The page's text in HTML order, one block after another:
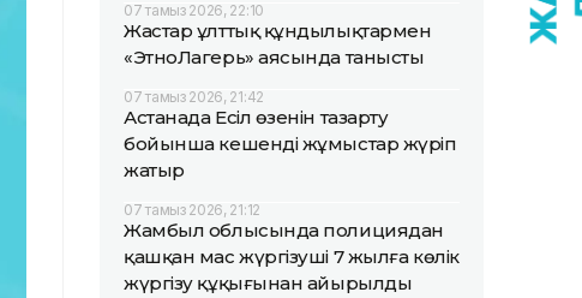
07 тамыз 2026, 22:10
Жастар ұлттық құндылықтармен
«ЭтноЛагерь» аясында танысты
07 тамыз 2026, 21:42
Астанада Есіл өзенін тазарту
бойынша кешенді жұмыстар жүріп
жатыр
07 тамыз 2026, 21:12
Жамбыл облысында полициядан
қашқан мас жүргізуші 7 жылға көлік
жүргізу құқығынан айырылды